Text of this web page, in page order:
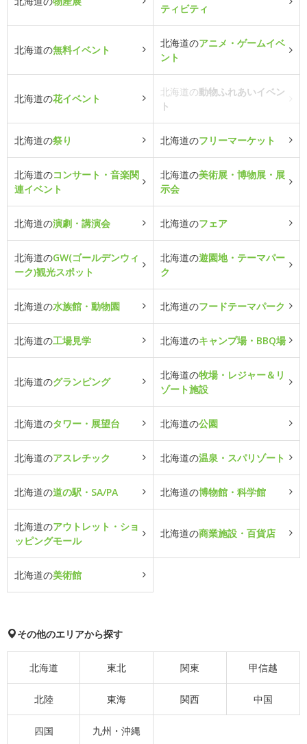
ティビティ
北海道の無料イベント
北海道のアニメ・ゲームイベ
ント
北海道の花イベント
北海道の動物ふれあいイベン
ト
北海道の祭り 北海道のフリーマーケット
北海道のコンサート・音楽関
連イベント
北海道の美術展・博物展・展
示会
北海道の演劇・講演会 北海道のフェア
北海道のGW(ゴールデンウィ
ーク)観光スポット
北海道の遊園地・テーマパー
ク
北海道の水族館・動物園 北海道のフードテーマパーク
北海道の工場見学 北海道のキャンプ場・BBQ場
北海道のグランピング
北海道の牧場・レジャー＆リ
ゾート施設
北海道のタワー・展望台 北海道の公園
北海道のアスレチック 北海道の温泉・スパリゾート
北海道の道の駅・SA/PA 北海道の博物館・科学館
北海道のアウトレット・ショ
ッピングモール
北海道の商業施設・百貨店
北海道の美術館
その他のエリアから探す
北海道 東北 関東 甲信越
北陸 東海 関西 中国
四国 九州・沖縄